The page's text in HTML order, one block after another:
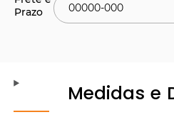
Medidas e